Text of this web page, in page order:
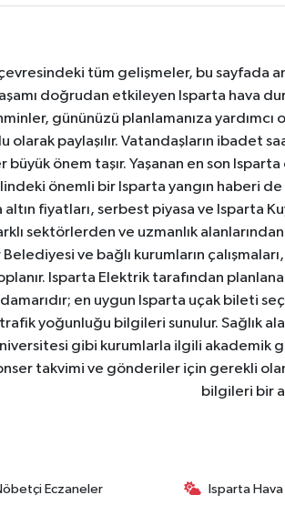
tüm gelişmeler, bu sayfada
doğrudan etkileyen Isparta hava
gününüzü planlamanıza
olarak paylaşılır. Vatandaşların ibadet
büyük önem taşır. Yaşanan en son
önemli bir Isparta yangın haberi
altın fiyatları, serbest piyasa ve Isparta
sektörlerden ve uzmanlık
Belediyesi ve bağlı kurumların
Isparta Elektrik tarafından
en uygun Isparta uçak bileti
trafik yoğunluğu bilgileri sunulur. Sağlık
gibi kurumlarla ilgili akademik
takvimi ve gönderiler için gerekli
bilgileri bir
Eczaneler Isparta